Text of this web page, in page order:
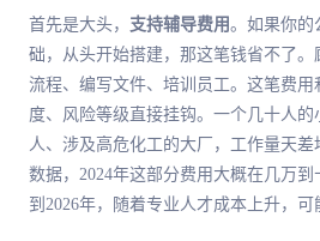
首先是大头， 支持辅导费用。如果你的
础，从头开始搭建，那这笔钱省不了
流程、编写文件、培训员工。这笔费
度、风险等级直接挂钩。一个几十人
人、涉及高危化工的大厂，工作量天
数据，2024年这部分费用大概在几万
到2026年，随着专业人才成本上升，可